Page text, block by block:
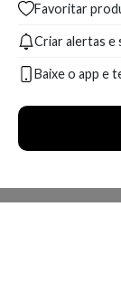
A partir de:
R$ 188,49
R$
Favoritar
Criar alertas e
Baixe o app e